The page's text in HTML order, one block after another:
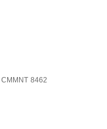
CMMNT 8462